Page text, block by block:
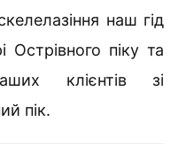
наш гід
піку та
клієнтів зі
пік.